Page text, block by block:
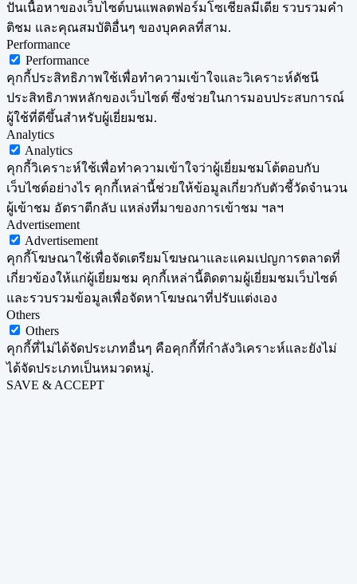
ปันเนื้อหาของเว็บไซต์บนแพลตฟอร์มโซเชียลมีเดีย รวบรวมคำ
ติชม และคุณสมบัติอื่นๆ ของบุคคลที่สาม.
Performance
Performance
คุกกี้ประสิทธิภาพใช้เพื่อทำความเข้าใจและวิเคราะห์ดัชนี
ประสิทธิภาพหลักของเว็บไซต์ ซึ่งช่วยในการมอบประสบการณ์
ผู้ใช้ที่ดีขึ้นสำหรับผู้เยี่ยมชม.
Analytics
Analytics
คุกกี้วิเคราะห์ใช้เพื่อทำความเข้าใจว่าผู้เยี่ยมชมโต้ตอบกับ
เว็บไซต์อย่างไร คุกกี้เหล่านี้ช่วยให้ข้อมูลเกี่ยวกับตัวชี้วัดจำนวน
ผู้เข้าชม อัตราตีกลับ แหล่งที่มาของการเข้าชม ฯลฯ
Advertisement
Advertisement
คุกกี้โฆษณาใช้เพื่อจัดเตรียมโฆษณาและแคมเปญการตลาดที่
เกี่ยวข้องให้แก่ผู้เยี่ยมชม คุกกี้เหล่านี้ติดตามผู้เยี่ยมชมเว็บไซต์
และรวบรวมข้อมูลเพื่อจัดหาโฆษณาที่ปรับแต่งเอง
Others
Others
คุกกี้ที่ไม่ได้จัดประเภทอื่นๆ คือคุกกี้ที่กำลังวิเคราะห์และยังไม่
ได้จัดประเภทเป็นหมวดหมู่.
SAVE & ACCEPT